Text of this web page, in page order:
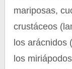
mariposas,
crustáceos
los arácnidos
los